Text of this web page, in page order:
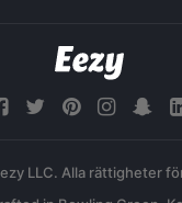
LLC. Alla rättigheter